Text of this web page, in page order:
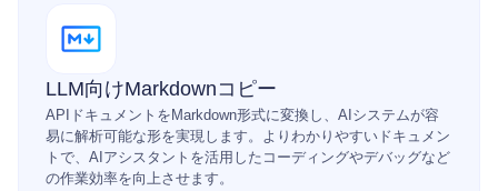
LLM向けMarkdownコピー
APIドキュメントをMarkdown形式に変換し、AIシステムが容
易に解析可能な形を実現します。よりわかりやすいドキュメン
トで、AIアシスタントを活用したコーディングやデバッグなど
の作業効率を向上させます。